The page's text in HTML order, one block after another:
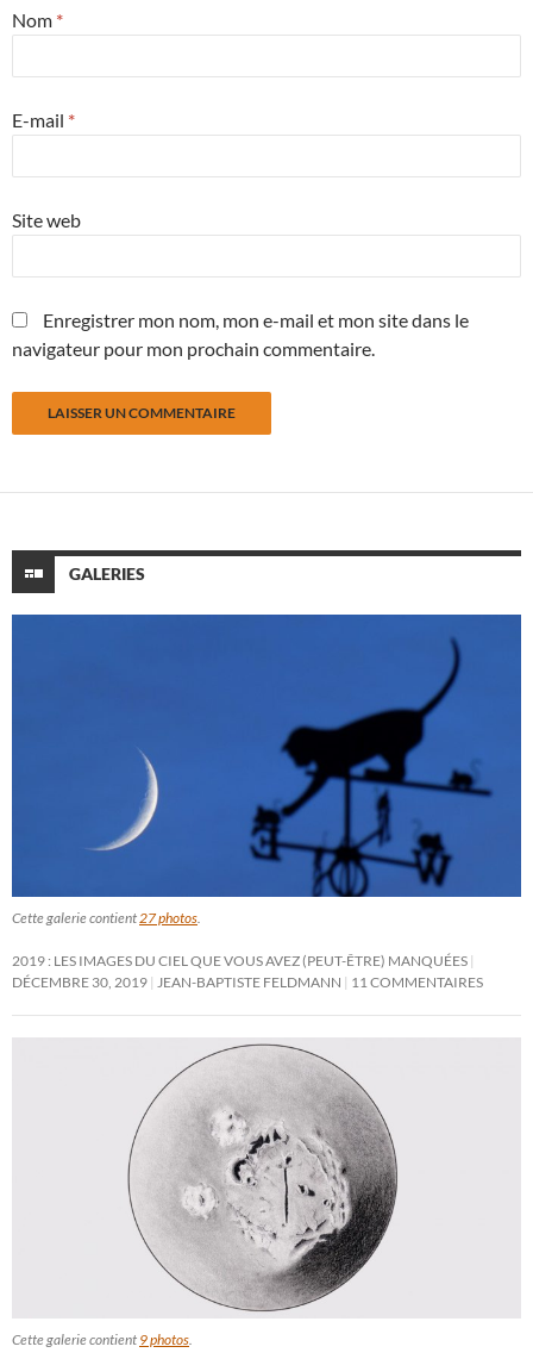
Nom *
E-mail *
Site web
Enregistrer mon nom, mon e-mail et mon site dans le
navigateur pour mon prochain commentaire.
GALERIES
Cette galerie contient 27 photos
2019 : LES IMAGES DU CIEL QUE VOUS AVEZ (PEUT-ÊTRE) MANQUÉES
DÉCEMBRE 30, 2019
JEAN-BAPTISTE FELDMANN 11 COMMENTAIRES
Cette galerie contient 9 photos.